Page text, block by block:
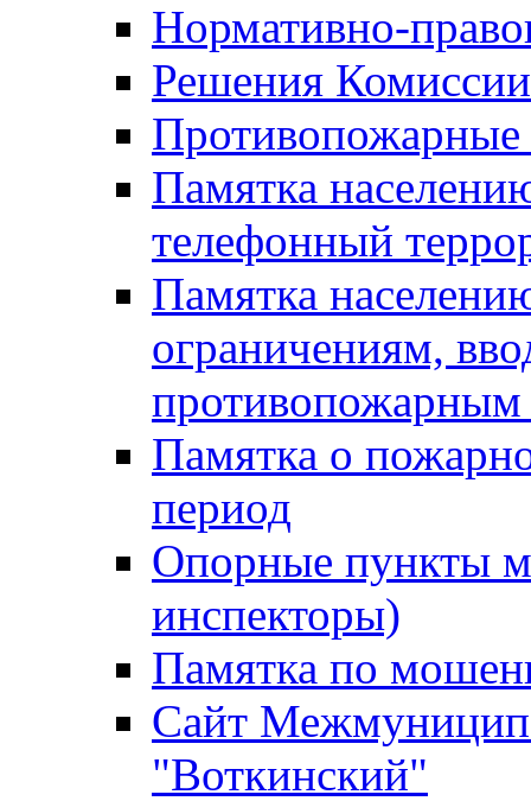
Нормативно-
Решения
Противопожарные
Памятка
телефонный
Памятка
ограничениям,
Памятка о
период
Опорные пункты
инспекторы)
Памятка по
Сайт
"Воткинский"